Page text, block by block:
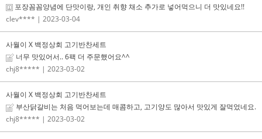
포장꼼꼼양념에 단맛이랑, 개인 취향 채소 추가로 넣어먹으니 더 맛있네요!!
clev**** | 2023-03-04
사월이 X 백정상회 고기반찬세트
너무 맛있어서.. 6팩 더 주문했어요^^
chj8***** | 2023-03-02
사월이 X 백정상회 고기반찬세트
부산닭갈비는 처음 먹어보는데 매콤하고, 고기양도 많아서 맛있게 잘먹었네요.
chj8***** | 2023-03-02